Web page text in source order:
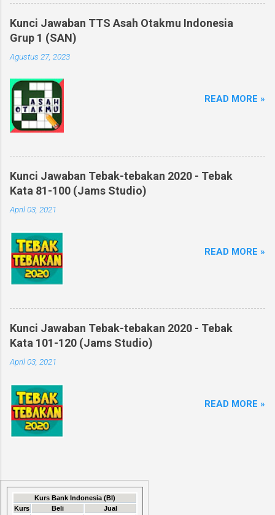
Kunci Jawaban TTS Asah Otakmu Indonesia
Grup 1 (SAN)
Agustus 27, 2023
READ MORE »
Kunci Jawaban Tebak-tebakan 2020 - Tebak
Kata 81-100 (Jams Studio)
April 03, 2021
READ MORE »
Kunci Jawaban Tebak-tebakan 2020 - Tebak
Kata 101-120 (Jams Studio)
April 03, 2021
READ MORE »